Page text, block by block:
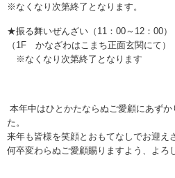
※なくなり次第終了となります。
★振る舞いぜんざい（ 11 ： 00～ 12 ： 00）
（ 1F かなざわはこまち正面玄関にて）
※なくなり次第終了となります
本年中はひとかたならぬご愛顧にあず
た。
来年も皆様を笑顔とおもてなしでお迎え
何卒変わらぬご愛顧賜りますよう、よろ